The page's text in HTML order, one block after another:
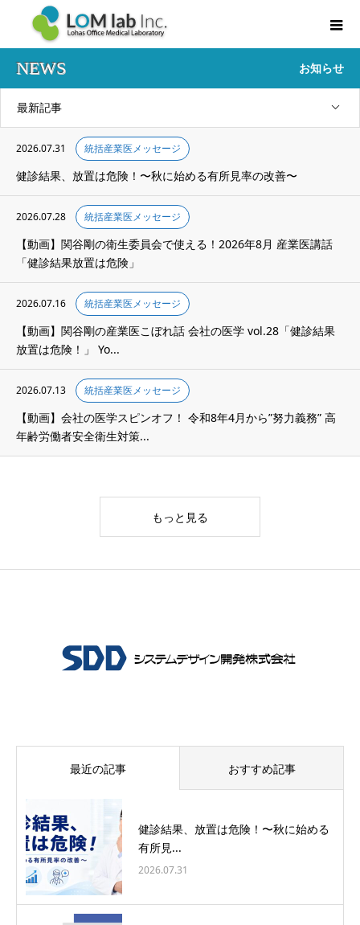
NEWS お知らせ
最新記事
2026.07.31 統括産業医メッセージ
健診結果、放置は危険！〜秋に始める有所見率の改善〜
2026.07.28 統括産業医メッセージ
【動画】関谷剛の衛生委員会で使える！2026年8月 産業医講話
「健診結果放置は危険」
2026.07.16 統括産業医メッセージ
【動画】関谷剛の産業医こぼれ話 会社の医学 vol.28「健診結果
放置は危険！」 Yo...
2026.07.13 統括産業医メッセージ
【動画】会社の医学スピンオフ！ 令和8年4月から”努力義務” 高
年齢労働者安全衛生対策...
もっと見る
最近の記事 おすすめ記事
健診結果、放置は危険！〜秋に始める
有所見...
2026.07.31